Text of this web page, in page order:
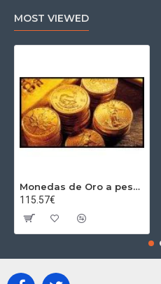
MOST VIEWED
Monedas de Oro a peso por gramos al precio del día + 2,5% Au
115.57€